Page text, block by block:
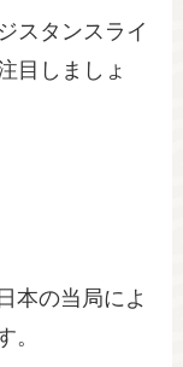
スタンスライ
目しましょ
本の当局によ
。